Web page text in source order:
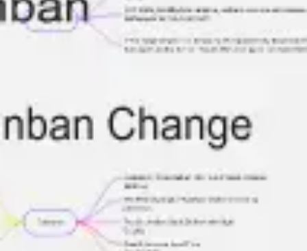
Prezentacje i slajdy